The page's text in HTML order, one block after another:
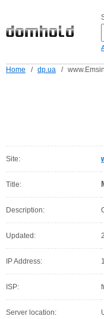
Home / dp.ua /
Site:
Title:
Description:
Updated:
IP Address:
ISP:
Server location: